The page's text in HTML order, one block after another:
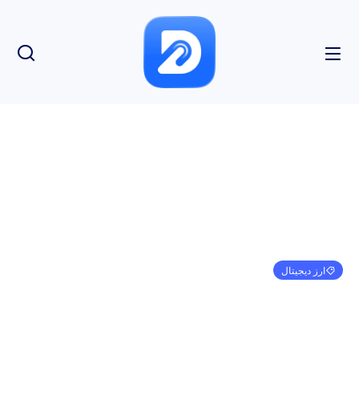
ارز دیجیتال